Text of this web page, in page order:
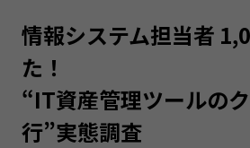
情報システム担当者
た！
“IT資産管理ツールの
行”実態調査